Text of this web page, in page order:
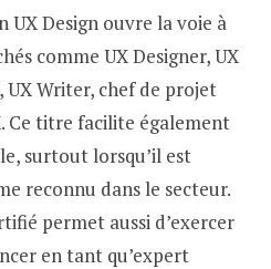
Design ouvre la voie à
comme UX Designer, UX
UX Writer, chef de projet
Ce titre facilite également
surtout lorsqu’il est
reconnu dans le secteur.
permet aussi d’exercer
en tant qu’expert